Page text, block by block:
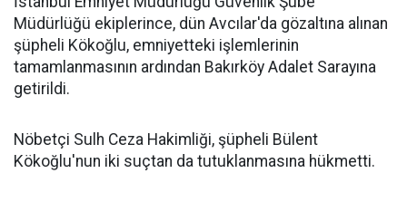
Müdürlüğü ekiplerince, dün Avcılar'da gözaltına alınan
şüpheli Kökoğlu, emniyetteki işlemlerinin
tamamlanmasının ardından Bakırköy Adalet Sarayına
getirildi.
Nöbetçi Sulh Ceza Hakimliği, şüpheli Bülent
Kökoğlu'nun iki suçtan da tutuklanmasına hükmetti.